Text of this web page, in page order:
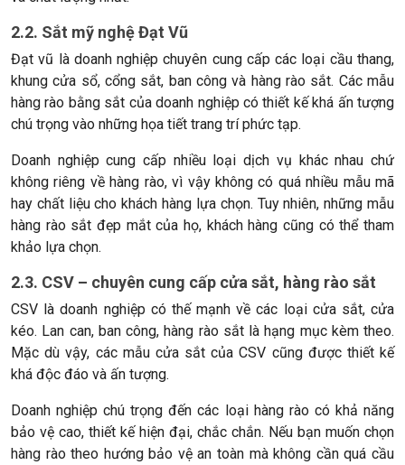
2.2. Sắt mỹ nghệ Đạt Vũ
Đạt vũ là doanh nghiệp chuyên cung cấp các loại cầu thang,
khung cửa sổ, cổng sắt, ban công và hàng rào sắt. Các mẫu
hàng rào bằng sắt của doanh nghiệp có thiết kế khá ấn tượng
chú trọng vào những họa tiết trang trí phức tạp.
Doanh nghiệp cung cấp nhiều loại dịch vụ khác nhau chứ
không riêng về hàng rào, vì vậy không có quá nhiều mẫu mã
hay chất liệu cho khách hàng lựa chọn. Tuy nhiên, những mẫu
hàng rào sắt đẹp mắt của họ, khách hàng cũng có thể tham
khảo lựa chọn.
2.3. CSV – chuyên cung cấp cửa sắt, hàng rào sắt
CSV là doanh nghiệp có thế mạnh về các loại cửa sắt, cửa
kéo. Lan can, ban công, hàng rào sắt là hạng mục kèm theo.
Mặc dù vậy, các mẫu cửa sắt của CSV cũng được thiết kế
khá độc đáo và ấn tượng.
Doanh nghiệp chú trọng đến các loại hàng rào có khả năng
bảo vệ cao, thiết kế hiện đại, chắc chắn. Nếu bạn muốn chọn
hàng rào theo hướng bảo vệ an toàn mà không cần quá cầu